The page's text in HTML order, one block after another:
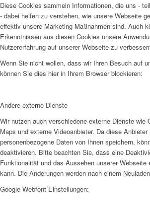
Diese Cookies sammeln Informationen, die uns -
- dabei helfen zu verstehen, wie unsere Webseite
effektiv unsere Marketing-Maßnahmen sind. Auch
Erkenntnissen aus diesen Cookies unsere
Nutzererfahrung auf unserer Webseite zu
Wenn Sie nicht wollen, dass wir Ihren Besuch auf
können Sie dies hier in Ihrem Browser blockieren:
Andere externe Dienste
Wir nutzen auch verschiedene externe Dienste wie
Maps und externe Videoanbieter. Da diese
personenbezogene Daten von Ihnen speichern,
deaktivieren. Bitte beachten Sie, dass eine
Funktionalität und das Aussehen unserer Webseite
kann. Die Änderungen werden nach einem
Google Webfont Einstellungen: